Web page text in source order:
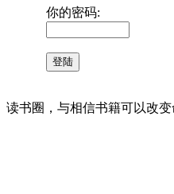
你的密码:
读书圈，与相信书籍可以改